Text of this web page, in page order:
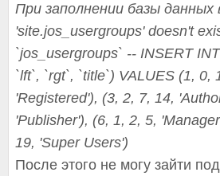
При заполнении базы данных
'site.jos_usergroups' doesn't
`jos_usergroups` -- INSERT
`lft`, `rgt`, `title`) VALUES (1, 0,
'Registered'), (3, 2, 7, 14,
'Publisher'), (6, 1, 2, 5,
19, 'Super Users')
После этого не могу зайти